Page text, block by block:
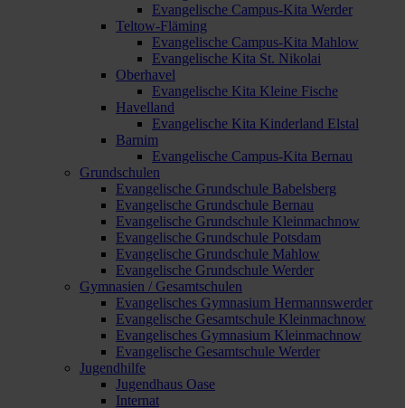
Evangelische Campus-Kita Werder
Teltow-Fläming
Evangelische Campus-Kita Mahlow
Evangelische Kita St. Nikolai
Oberhavel
Evangelische Kita Kleine Fische
Havelland
Evangelische Kita Kinderland Elstal
Barnim
Evangelische Campus-Kita Bernau
Grundschulen
Evangelische Grundschule Babelsberg
Evangelische Grundschule Bernau
Evangelische Grundschule Kleinmachnow
Evangelische Grundschule Potsdam
Evangelische Grundschule Mahlow
Evangelische Grundschule Werder
Gymnasien / Gesamtschulen
Evangelisches Gymnasium Hermannswerder
Evangelische Gesamtschule Kleinmachnow
Evangelisches Gymnasium Kleinmachnow
Evangelische Gesamtschule Werder
Jugendhilfe
Jugendhaus Oase
Internat